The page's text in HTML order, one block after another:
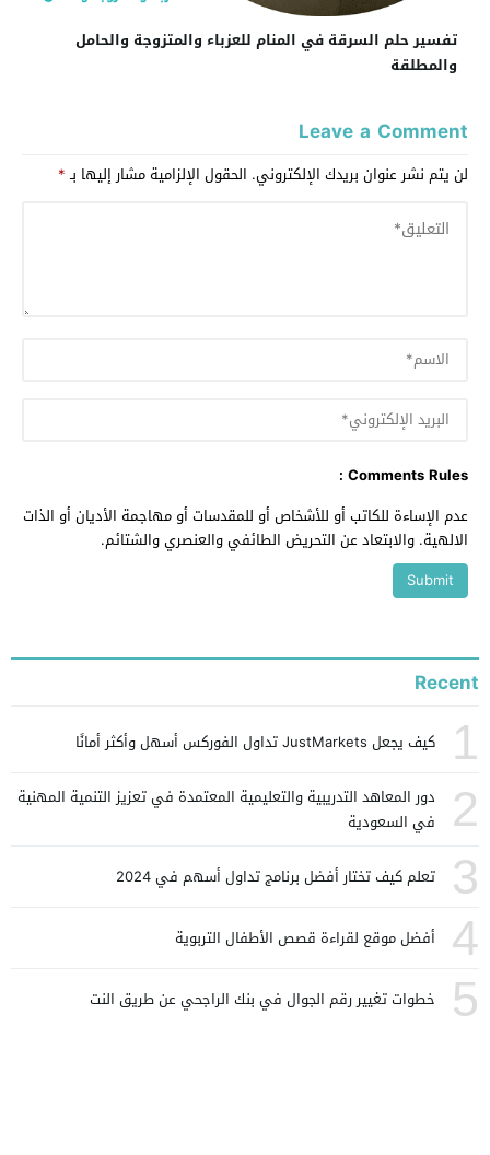
تفسير حلم السرقة في المنام للعزباء والمتزوجة والحامل
والمطلقة
Leave a Comment
لن يتم نشر عنوان بريدك الإلكتروني. الحقول الإلزامية مشار إليها بـ*
Comments Rules :
عدم الإساءة للكاتب أو للأشخاص أو للمقدسات أو مهاجمة الأديان أو الذات
الالهية. والابتعاد عن التحريض الطائفي والعنصري والشتائم.
Recent
1 كيف يجعل JustMarkets تداول الفوركس أسهل وأكثر أمانًا
2
دور المعاهد التدريبية والتعليمية المعتمدة في تعزيز التنمية المهنية
في السعودية
3 تعلم كيف تختار أفضل برنامج تداول أسهم في 2024
4 أفضل موقع لقراءة قصص الأطفال التربوية
5 خطوات تغيير رقم الجوال في بنك الراجحي عن طريق النت